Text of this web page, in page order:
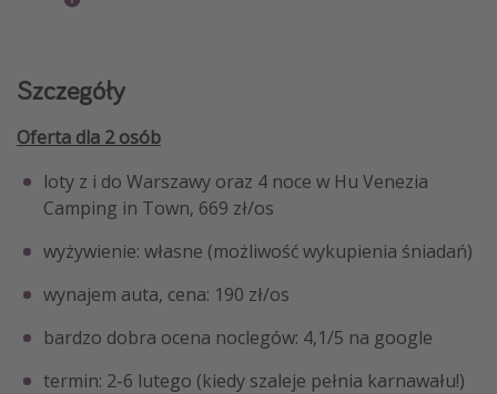
Szczegóły
Oferta dla 2 osób
loty z i do Warszawy oraz 4 noce w Hu Venezia
Camping in Town, 669 zł/os
wyżywienie: własne (możliwość wykupienia śniadań)
wynajem auta, cena: 190 zł/os
bardzo dobra ocena noclegów: 4,1/5 na google
termin: 2-6 lutego (kiedy szaleje pełnia karnawału!)